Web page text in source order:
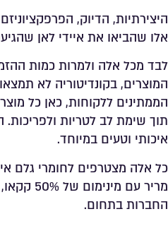
היצירתיות, הדיוק,
אלו שהביאו את איידי לאן
לבד מכל אלה ולמרות כמות
המוצרים, בקונדיטוריה לא
הממתינים ללקוחות, כאן כל
תוך שימת לב לטריות
איכותי וטעים במיוחד.
כל אלה מצטרפים לחומרי גלם
מריר עם
החברות בתחום.